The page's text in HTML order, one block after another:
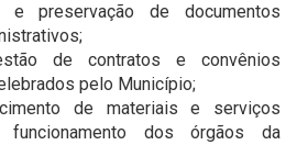
preservação de documentos
de contratos e convênios
pelo Município;
de materiais e serviços
funcionamento dos órgãos da